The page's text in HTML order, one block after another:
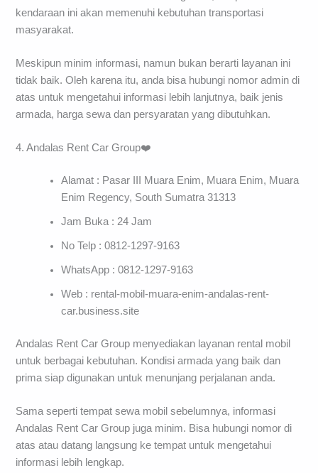
kendaraan ini akan memenuhi kebutuhan transportasi
masyarakat.
Meskipun minim informasi, namun bukan berarti layanan ini
tidak baik. Oleh karena itu, anda bisa hubungi nomor admin di
atas untuk mengetahui informasi lebih lanjutnya, baik jenis
armada, harga sewa dan persyaratan yang dibutuhkan.
4. Andalas Rent Car Group❤️
Alamat : Pasar III Muara Enim, Muara Enim, Muara
Enim Regency, South Sumatra 31313
Jam Buka : 24 Jam
No Telp : 0812-1297-9163
WhatsApp : 0812-1297-9163
Web : rental-mobil-muara-enim-andalas-rent-
car.business.site
Andalas Rent Car Group menyediakan layanan rental mobil
untuk berbagai kebutuhan. Kondisi armada yang baik dan
prima siap digunakan untuk menunjang perjalanan anda.
Sama seperti tempat sewa mobil sebelumnya, informasi
Andalas Rent Car Group juga minim. Bisa hubungi nomor di
atas atau datang langsung ke tempat untuk mengetahui
informasi lebih lengkap.